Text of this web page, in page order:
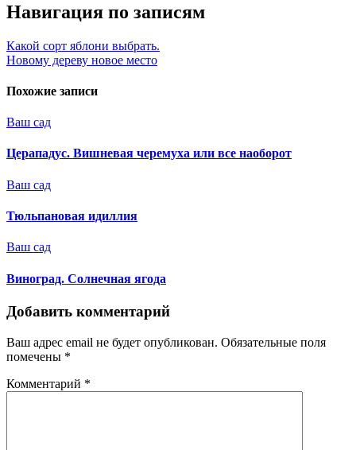
Навигация по записям
Какой сорт яблони выбрать.
Новому дереву новое место
Похожие записи
Ваш сад
Церападус. Вишневая черемуха или все наоборот
Ваш сад
Тюльпановая идиллия
Ваш сад
Виноград. Солнечная ягода
Добавить комментарий
Ваш адрес email не будет опубликован. Обязательные поля
помечены *
Комментарий *